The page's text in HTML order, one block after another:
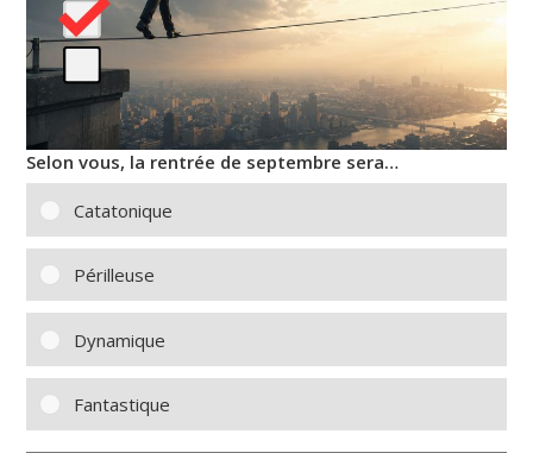
Selon vous, la rentrée de septembre sera…
Catatonique
Périlleuse
Dynamique
Fantastique